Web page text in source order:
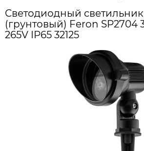
Светодиодный
(грунтовый) Feron SP2704
265V IP65 32125